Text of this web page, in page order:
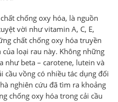
chống oxy hóa, là nguồn
vời như vitamin A, C, E,
chất chống oxy hóa truyền
loại rau này. Không những
như beta – carotene, lutein và
cầu vồng có nhiều tác dụng đối
nghiên cứu đã tìm ra khoảng
chống oxy hóa trong cải cầu